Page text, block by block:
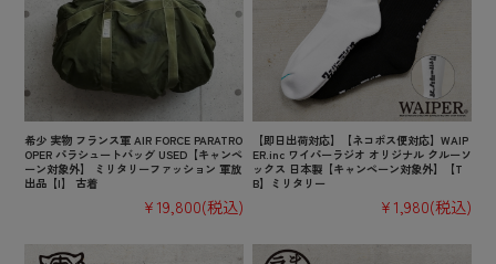
希少 実物 フランス軍 AIR FORCE PARATRO
OPER パラシュートバッグ USED【キャンペ
ーン対象外】 ミリタリーファッション 軍放
出品【I】 古着
¥19,800(税込)
【即日出荷対応】【ネコポス便対応】WAIP
ER.inc ワイパーラジオ オリジナル クルーソ
ックス 日本製【キャンペーン対象外】【T
B】ミリタリー
¥1,980(税込)